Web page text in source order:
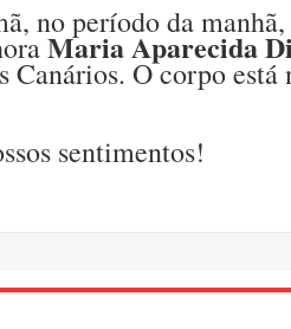
no período da manhã,
Maria Aparecida
Canários. O corpo
sentimentos!